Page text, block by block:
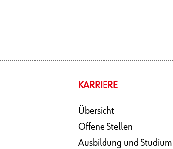
KARRIERE
Übersicht
Offene Stellen
Ausbildung und Studium